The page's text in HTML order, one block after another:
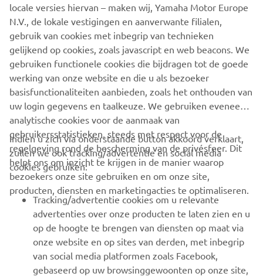
SHOP ACCESSORIES
CORPORATE
BUSINESS
MEER YAMAHA
SUPPORT
NIEUWSBRIEF
Wees de eerste die meer te weten komt over de nieuwste deals,
locale versies hiervan – maken wij, Yamaha Motor Europe
N.V., de lokale vestigingen en aanverwante filialen,
gebruik van cookies met inbegrip van technieken
gelijkend op cookies, zoals javascript en web beacons. We
gebruiken functionele cookies die bijdragen tot de goede
werking van onze website en die u als bezoeker
basisfunctionaliteiten aanbieden, zoals het onthouden van
uw login gegevens en taalkeuze. We gebruiken eveneens
analytische cookies voor de aanmaak van
gebruikersstatistieken, steeds met respect voor de
regelgeving rond de bescherming van de privésfeer. Dit
helpt ons om inzicht te krijgen in de manier waarop
bezoekers onze site gebruiken en om onze site,
producten, diensten en marketingacties te optimaliseren.
Indien u zich via onderstaande button akkoord verklaart,
zullen we ook tracking/advertentie en social media
cookies gebruiken:
Tracking/advertentie cookies om u relevante
advertenties over onze producten te laten zien en u
op de hoogte te brengen van diensten op maat via
onze website en op sites van derden, met inbegrip
van social media platformen zoals Facebook,
gebaseerd op uw browsinggewoonten op onze site,